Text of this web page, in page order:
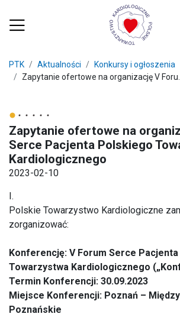
PTK Aktualności
Konkursy i ogłoszenia
Zapytanie ofertowe na organizację V Foru...
Zapytanie ofertowe na
Serce Pacjenta Polskiego
Kardiologicznego
2023-02-10
I.
Polskie Towarzystwo Kardiologiczne
zorganizować:
Konferencję: V Forum Serce
Towarzystwa Kardiologicznego
Termin Konferencji: 30.09.2023
Miejsce Konferencji: Poznań –
Poznańskie